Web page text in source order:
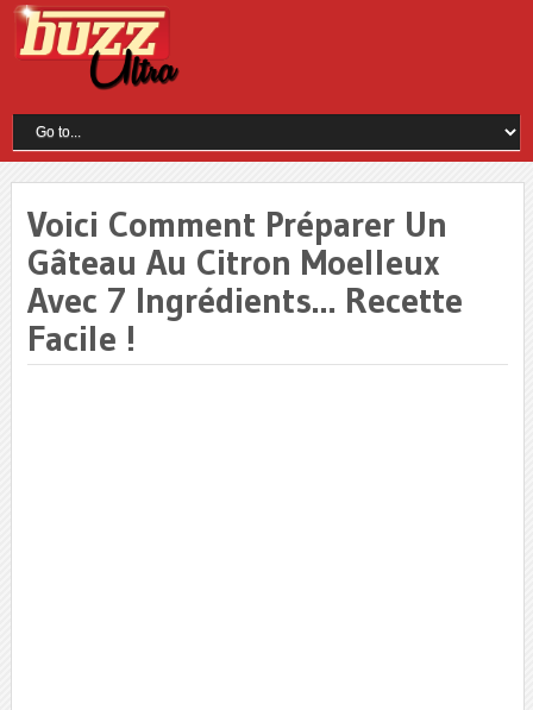
Voici Comment Préparer Un
Gâteau Au Citron Moelleux
Avec 7 Ingrédients… Recette
Facile !